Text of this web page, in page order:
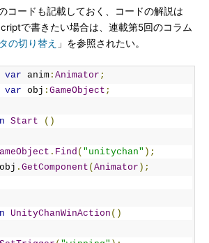
ードも記載しておく、コードの解説は
で書きたい場合は、連載第5回のコラム
の切り替え 」を参照されたい。
var anim: Animator ;
var obj : GameObject ;
Start
()
. Find ( "unitychan" );
obj . GetComponent ( Animator );
UnityChanWinAction ()